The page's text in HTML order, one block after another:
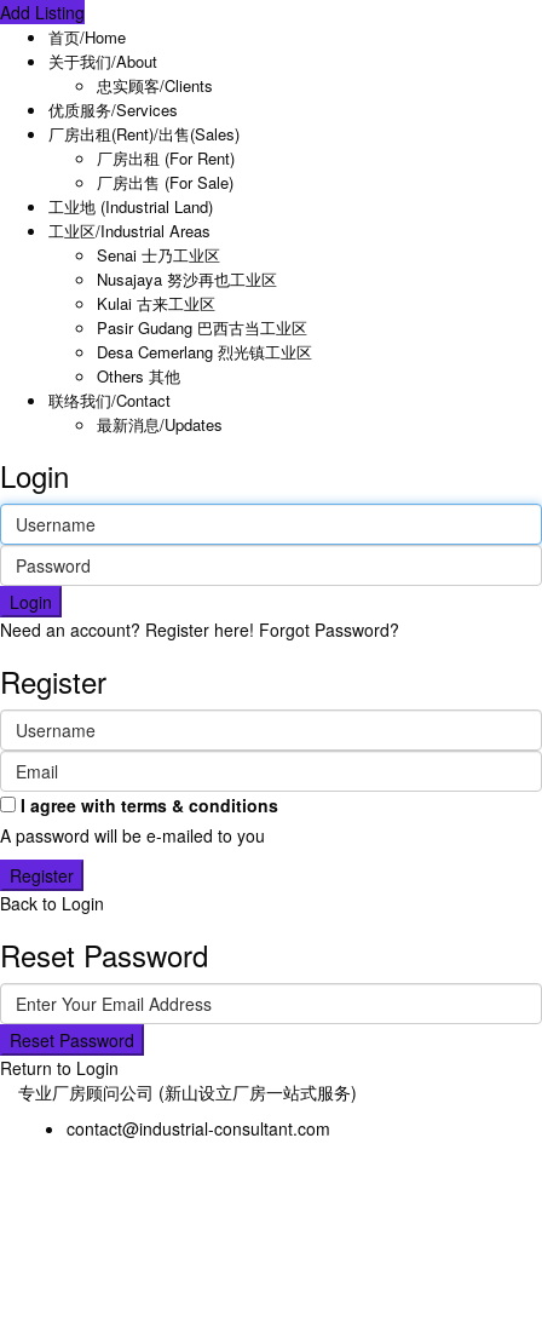
Add Listing
首页/Home
关于我们/About
忠实顾客/Clients
优质服务/Services
厂房出租(Rent)/出售(Sales)
厂房出租 (For Rent)
厂房出售 (For Sale)
工业地 (Industrial Land)
工业区/Industrial Areas
Senai 士乃工业区
Nusajaya 努沙再也工业区
Kulai 古来工业区
Pasir Gudang 巴西古当工业区
Desa Cemerlang 烈光镇工业区
Others 其他
联络我们/Contact
最新消息/Updates
Login
Login
Need an account? Register here! Forgot Password?
Register
I agree with terms & conditions
A password will be e-mailed to you
Register
Back to Login
Reset Password
Reset Password
Return to Login
专业厂房顾问公司 (新山设立厂房一站式服务)
contact@industrial-consultant.com